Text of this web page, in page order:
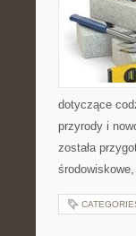
dotyczące
przyrody i
została